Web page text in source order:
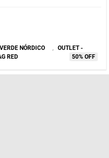
NÓRDICO ,
OUTLET -
RED